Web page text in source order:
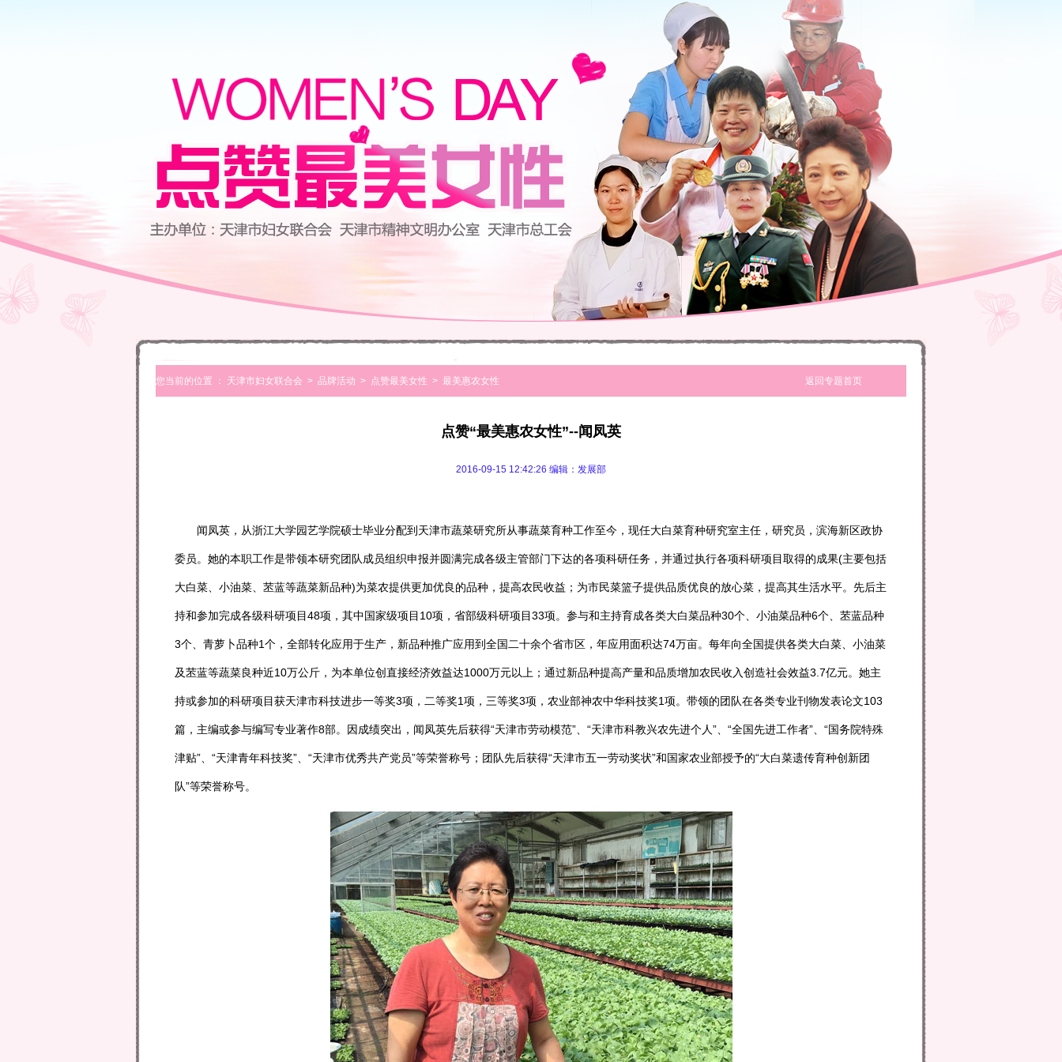
您当前的位置 ： 天津市妇女联合会 > 品牌活动 > 点赞最美女性 > 最美惠农女性 返回专题首页
点赞“最美惠农女性”--闻凤英
2016-09-15 12:42:26 编辑：发展部
闻凤英，从浙江大学园艺学院硕士毕业分配到天津市蔬菜研究所从事蔬菜育种工作至今，现任大白菜育种研究室主任，研究员，滨海新区政协
委员。她的本职工作是带领本研究团队成员组织申报并圆满完成各级主管部门下达的各项科研任务，并通过执行各项科研项目取得的成果(主要包括
大白菜、小油菜、苤蓝等蔬菜新品种)为菜农提供更加优良的品种，提高农民收益；为市民菜篮子提供品质优良的放心菜，提高其生活水平。先后主
持和参加完成各级科研项目48项，其中国家级项目10项，省部级科研项目33项。参与和主持育成各类大白菜品种30个、小油菜品种6个、苤蓝品种
3个、青萝卜品种1个，全部转化应用于生产，新品种推广应用到全国二十余个省市区，年应用面积达74万亩。每年向全国提供各类大白菜、小油菜
及苤蓝等蔬菜良种近10万公斤，为本单位创直接经济效益达1000万元以上；通过新品种提高产量和品质增加农民收入创造社会效益3.7亿元。她主
持或参加的科研项目获天津市科技进步一等奖3项，二等奖1项，三等奖3项，农业部神农中华科技奖1项。带领的团队在各类专业刊物发表论文103
篇，主编或参与编写专业著作8部。因成绩突出，闻凤英先后获得“天津市劳动模范”、“天津市科教兴农先进个人”、“全国先进工作者”、“国务院特殊
津贴”、“天津青年科技奖”、“天津市优秀共产党员”等荣誉称号；团队先后获得“天津市五一劳动奖状”和国家农业部授予的“大白菜遗传育种创新团
队”等荣誉称号。